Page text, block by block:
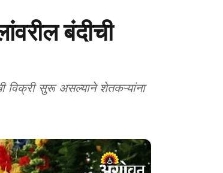
बंदीची
सुरू असल्याने शेतकऱ्यांना